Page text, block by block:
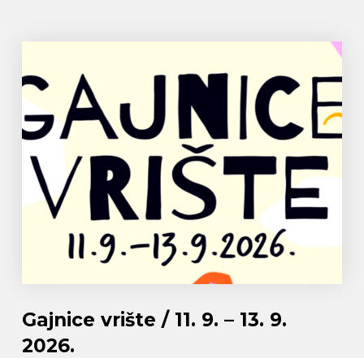
Gajnice vrište / 11. 9. – 13. 9.
2026.